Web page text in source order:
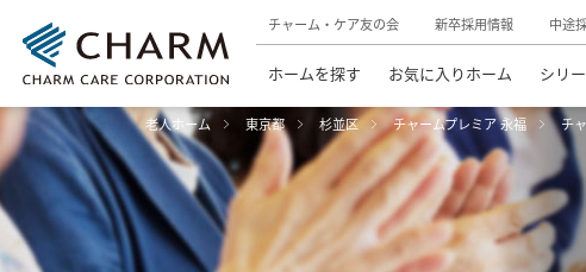
チャーム・ケア友の会 新卒採用情報 中途
ホームを探す お気に入りホーム シリ
老人ホーム 東京都 杉並区 チャームプレミア 永福 チ